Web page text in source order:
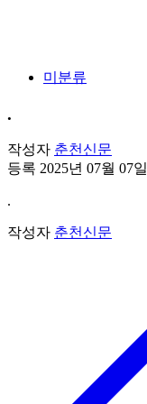
미분류
.
작성자 춘천신문
등록 2025년 07월 07일
.
작성자 춘천신문